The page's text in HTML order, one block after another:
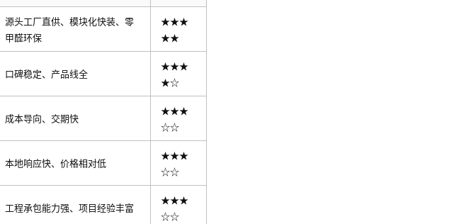
源头工厂直供、模块化快装、零
甲醛环保
★★★
★★
口碑稳定、产品线全
★★★
★☆
成本导向、交期快
★★★
☆☆
本地响应快、价格相对低
★★★
☆☆
工程承包能力强、项目经验丰富
★★★
☆☆